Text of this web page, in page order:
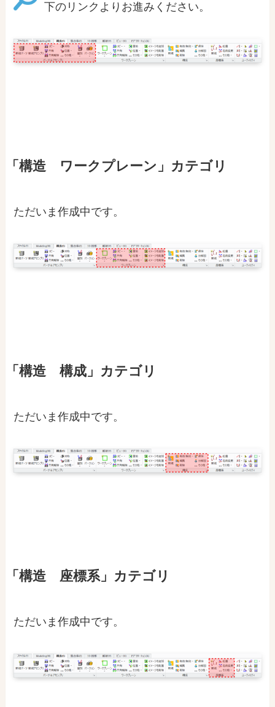
下のリンクよりお進みください。
「構造 ワークプレーン」カテゴリ
ただいま作成中です。
「構造 構成」カテゴリ
ただいま作成中です。
「構造 座標系」カテゴリ
ただいま作成中です。